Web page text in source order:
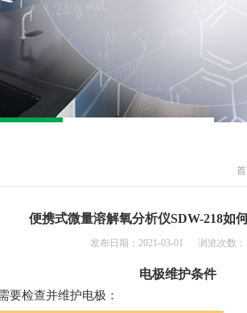
便携式微量溶解氧分析仪SDW-218如
发布日期：2021-03-01 浏览次数：
电极维护条件
要检查并维护电极：